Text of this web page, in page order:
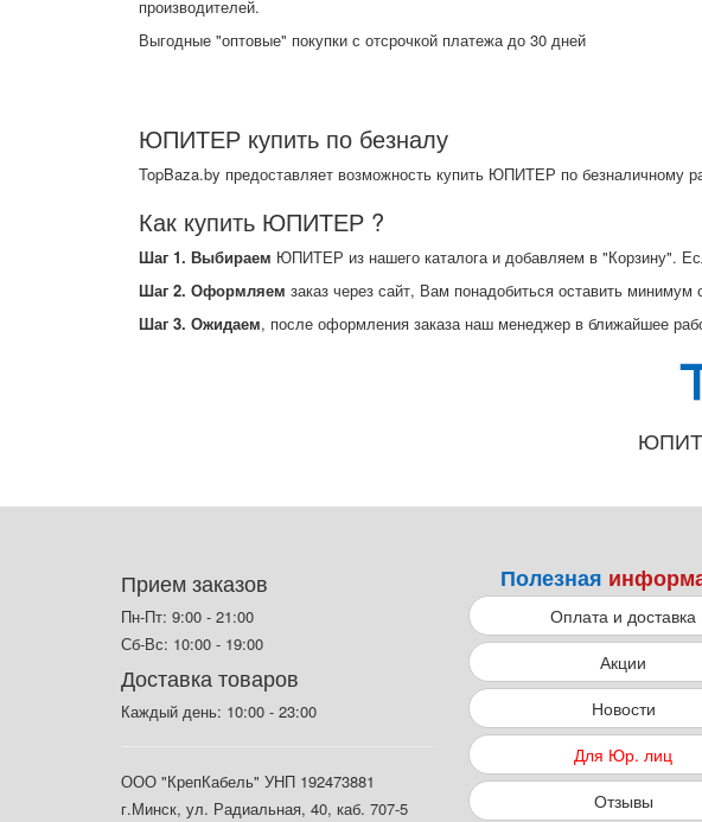
производителей.
Выгодные "оптовые" покупки с отсрочкой платежа до 30 дней
ЮПИТЕР купить по безналу
TopBaza.by предоставляет возможность купить ЮПИТЕР по безналичному
Как купить ЮПИТЕР ?
Шаг 1. Выбираем ЮПИТЕР из нашего каталога и добавляем в "Корзину".
Шаг 2. Оформляем заказ через сайт, Вам понадобиться оставить
Шаг 3. Ожидаем, после оформления заказа наш менеджер в ближайшее
Прием заказов
Пн-Пт: 9:00 - 21:00
Сб-Вс: 10:00 - 19:00
Доставка товаров
Каждый день: 10:00 - 23:00
ООО "КрепКабель" УНП 192473881
г.Минск, ул. Радиальная, 40, каб. 707-5
Полезная
Оплата и доставка
Акции
Новости
Для Юр. лиц
Отзывы